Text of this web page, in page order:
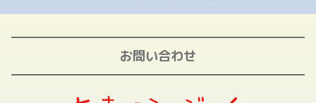
お問い合わせ